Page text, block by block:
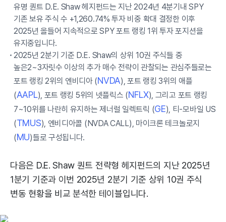
유명 퀀트 D.E. Shaw 헤지펀드는 지난 2024년 4분기내 SPY
기존 보유 주식 수 +1,260.74% 투자 비중 확대 결정한 이후
2025년 올들어 지속적으로 SPY 포트 랭킹 1위 투자 포지션을
유지중입니다.
2025년 2분기 기준 D.E. Shaw의 상위 10권 주식들 중
높은2~3자릿수 이상의 추가 매수 전략이 관찰되는 관심주들로는
포트 랭킹 2위의 엔비디아 (NVDA), 포트 랭킹 3위의 애플
(AAPL), 포트 랭킹 5위의 넷플릭스 (NFLX), 그리고 포트 랭킹
7~10위를 나란히 유지하는 제너럴 일렉트릭 (GE), 티-모바일 US
(TMUS), 엔비디아콜 (NVDA CALL), 마이크론 테크놀로지
(MU)들로 구성됩니다.
다음은 D.E. Shaw 퀀트 전략형 헤지펀드의 지난 2025년
1분기 기준과 이번 2025년 2분기 기준 상위 10권 주식
변동 현황을 비교 분석한 테이블입니다.